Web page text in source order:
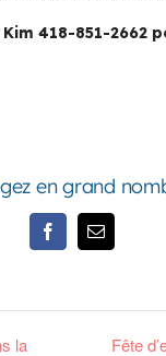
418-851-2662
en grand
FacebookEmail
la
Fête